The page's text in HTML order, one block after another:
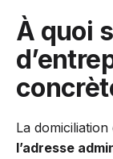
À quoi
La domiciliation
l’adresse